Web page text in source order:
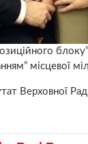
місцевої
Верховної